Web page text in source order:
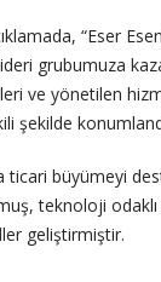
“Eser
grubumuza
ve yönetilen
ticari büyümeyi
teknoloji
geliştirmiştir.